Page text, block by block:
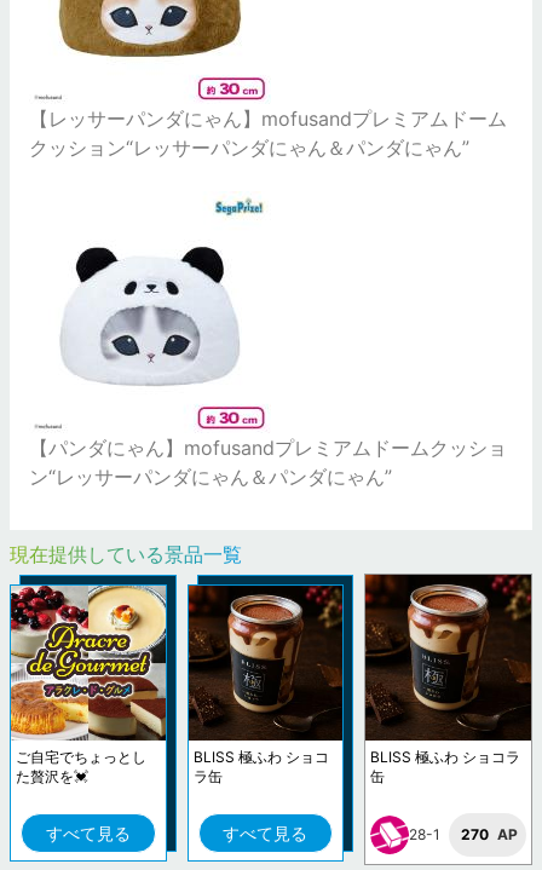
【レッサーパンダにゃん】mofusandプレミアムドーム
クッション“レッサーパンダにゃん＆パンダにゃん”
【パンダにゃん】mofusandプレミアムドームクッショ
ン“レッサーパンダにゃん＆パンダにゃん”
現在提供している景品一覧
ご自宅でちょっとし
た贅沢を💓
すべて見る
BLISS 極ふわ ショコ
ラ缶
すべて見る
BLISS 極ふわ ショコラ
缶
28-1 270 AP